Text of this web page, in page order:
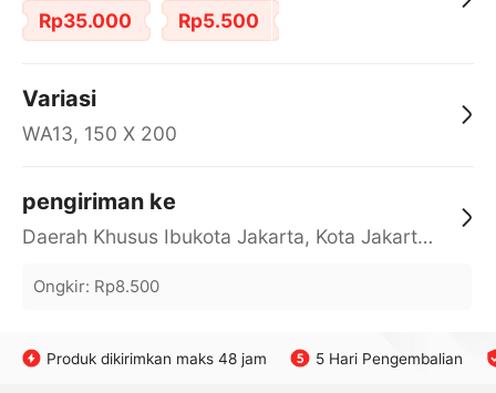
Rp35.000 Rp5.500
Variasi
WA13, 150 X 200
pengiriman ke
Daerah Khusus Ibukota Jakarta, Kota Jakarta Barat, Cengkareng, yy
Ongkir: Rp8.500
Produk dikirimkan maks 48 jam 5 Hari Pengembalian